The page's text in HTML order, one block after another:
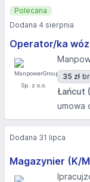
Operator/ka
35 zł
Łańcut
umowa
Polecana
Dodana 4 sierpnia
Magazynier (K/
Dodana 31 lipca